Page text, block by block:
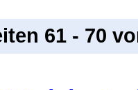
61 - 70